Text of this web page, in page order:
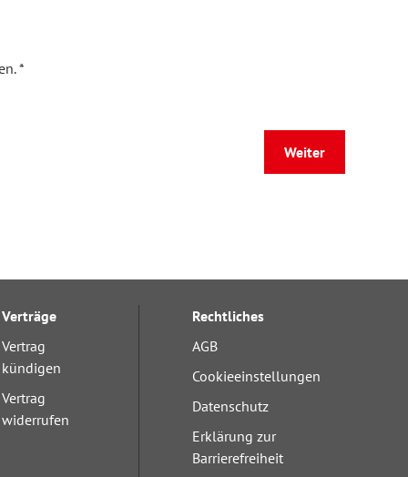
*
Weiter
Verträge
Vertrag
kündigen
Vertrag
widerrufen
Rechtliches
AGB
Cookieeinstellungen
Datenschutz
Erklärung zur
Barrierefreiheit